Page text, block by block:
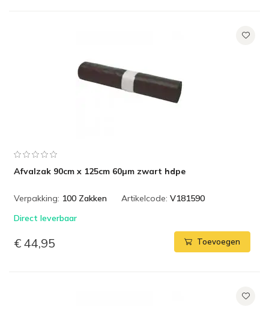
Afvalzak 90cm x 125cm 60µm zwart hdpe
Verpakking: 100 Zakken Artikelcode: V181590
Direct leverbaar
€ 44,95 Toevoegen